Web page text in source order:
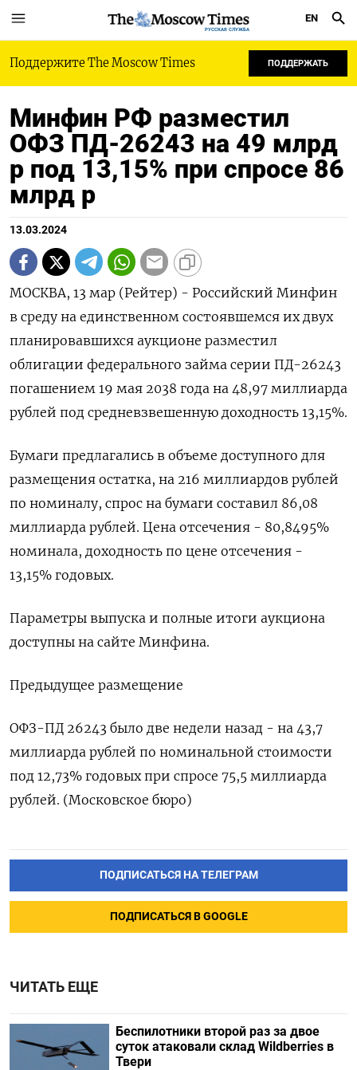
РУССКАЯ СЛУЖБА
EN
Поддержите The Moscow Times ПОДДЕРЖАТЬ
Минфин РФ разместил
ОФЗ ПД-26243 на 49 млрд
р под 13,15% при спросе 86
млрд р
13.03.2024
МОСКВА, 13 мар (Рейтер) - Российский Минфин
в среду на единственном состоявшемся их двух
планировавшихся аукционе разместил
облигации федерального займа серии ПД-26243
погашением 19 мая 2038 года на 48,97 миллиарда
рублей под средневзвешенную доходность 13,15%.
Бумаги предлагались в объеме доступного для
размещения остатка, на 216 миллиардов рублей
по номиналу, спрос на бумаги составил 86,08
миллиарда рублей. Цена отсечения - 80,8495%
номинала, доходность по цене отсечения -
13,15% годовых.
Параметры выпуска и полные итоги аукциона
доступны на сайте Минфина.
Предыдущее размещение
ОФЗ-ПД 26243 было две недели назад - на 43,7
миллиарда рублей по номинальной стоимости
под 12,73% годовых при спросе 75,5 миллиарда
рублей. (Московское бюро)
ПОДПИСАТЬСЯ НА ТЕЛЕГРАМ
ПОДПИСАТЬСЯ В GOOGLE
ЧИТАТЬ ЕЩЕ
Беспилотники второй раз за двое
суток атаковали склад Wildberries в
Твери